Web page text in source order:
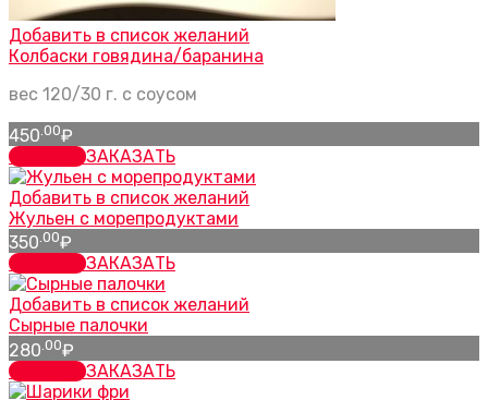
Добавить в список желаний
Колбаски говядина/баранина
вес 120/30 г. с соусом
450 .00₽
заказатьЗАКАЗАТЬ
Добавить в список желаний
Жульен с морепродуктами
350 .00₽
заказатьЗАКАЗАТЬ
Добавить в список желаний
Сырные палочки
280 .00₽
заказатьЗАКАЗАТЬ